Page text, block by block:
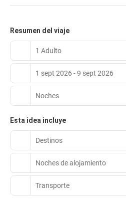
Resumen del viaje
1 Adulto
1 sept 2026 - 9 sept 2026
Noches
Esta idea incluye
Destinos
Noches de alojamiento
Transporte